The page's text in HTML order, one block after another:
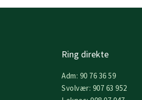
Ring direkte
Adm: 90 76 36 59
Svolvær: 907 63 952